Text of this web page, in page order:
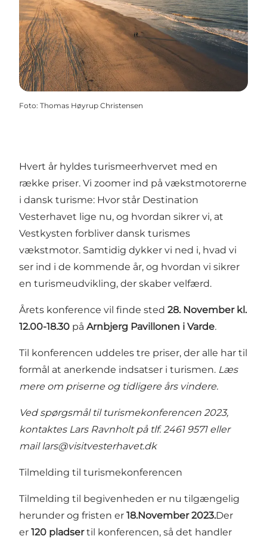
Foto: Thomas Høyrup Christensen
Hvert år hyldes turismeerhvervet med en
række priser. Vi zoomer ind på vækstmotorerne
i dansk turisme: Hvor står Destination
Vesterhavet lige nu, og hvordan sikrer vi, at
Vestkysten forbliver dansk turismes
vækstmotor. Samtidig dykker vi ned i, hvad vi
ser ind i de kommende år, og hvordan vi sikrer
en turismeudvikling, der skaber velfærd.
Årets konference vil finde sted 28. November kl.
12.00-18.30 på Arnbjerg Pavillonen i Varde.
Til konferencen uddeles tre priser, der alle har til
formål at anerkende indsatser i turismen. Læs
mere om priserne og tidligere års vindere.
Ved spørgsmål til turismekonferencen 2023,
kontaktes Lars Ravnholt på tlf. 2461 9571 eller
maillars@visitvesterhavet.dk
Tilmelding til turismekonferencen
Tilmelding til begivenheden er nu tilgængelig
herunder og fristen er 18.November 2023.Der
er 120 pladsertil konferencen, så det handler